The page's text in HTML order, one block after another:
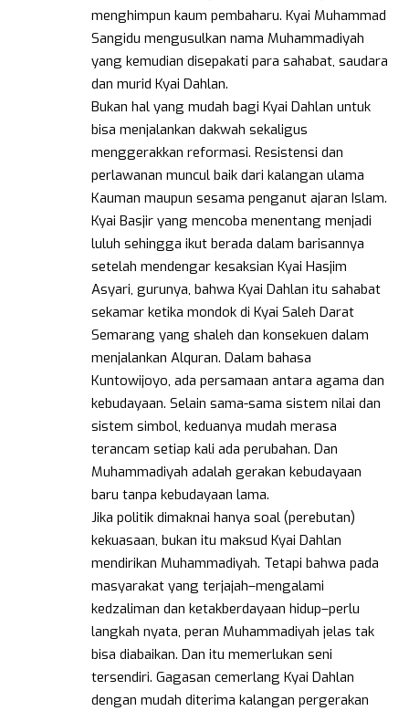
menghimpun kaum pembaharu. Kyai Muhammad
Sangidu mengusulkan nama Muhammadiyah
yang kemudian disepakati para sahabat, saudara
dan murid Kyai Dahlan.
Bukan hal yang mudah bagi Kyai Dahlan untuk
bisa menjalankan dakwah sekaligus
menggerakkan reformasi. Resistensi dan
perlawanan muncul baik dari kalangan ulama
Kauman maupun sesama penganut ajaran Islam.
Kyai Basjir yang mencoba menentang menjadi
luluh sehingga ikut berada dalam barisannya
setelah mendengar kesaksian Kyai Hasjim
Asyari, gurunya, bahwa Kyai Dahlan itu sahabat
sekamar ketika mondok di Kyai Saleh Darat
Semarang yang shaleh dan konsekuen dalam
menjalankan Alquran. Dalam bahasa
Kuntowijoyo, ada persamaan antara agama dan
kebudayaan. Selain sama-sama sistem nilai dan
sistem simbol, keduanya mudah merasa
terancam setiap kali ada perubahan. Dan
Muhammadiyah adalah gerakan kebudayaan
baru tanpa kebudayaan lama.
Jika politik dimaknai hanya soal (perebutan)
kekuasaan, bukan itu maksud Kyai Dahlan
mendirikan Muhammadiyah. Tetapi bahwa pada
masyarakat yang terjajah–mengalami
kedzaliman dan ketakberdayaan hidup–perlu
langkah nyata, peran Muhammadiyah jelas tak
bisa diabaikan. Dan itu memerlukan seni
tersendiri. Gagasan cemerlang Kyai Dahlan
dengan mudah diterima kalangan pergerakan